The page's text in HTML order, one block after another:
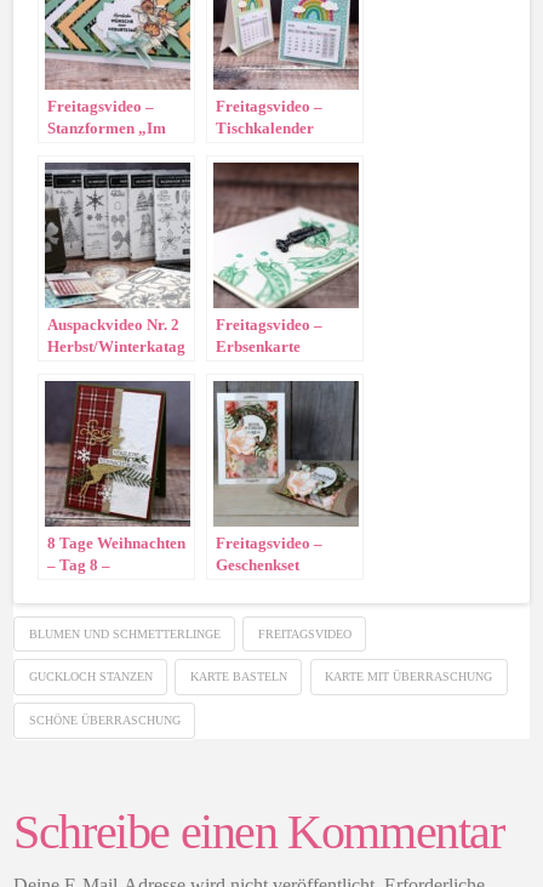
Freitagsvideo –
Stanzformen „Im
Freitagsvideo –
Tischkalender
Auspackvideo Nr. 2
Herbst/Winterkatag
Freitagsvideo –
Erbsenkarte
8 Tage Weihnachten
– Tag 8 –
„Hirsch“
Freitagsvideo –
Geschenkset
BLUMEN UND SCHMETTERLINGE FREITAGSVIDEO
GUCKLOCH STANZEN KARTE BASTELN KARTE MIT ÜBERRASCHUNG
SCHÖNE ÜBERRASCHUNG
Schreibe einen Kommentar